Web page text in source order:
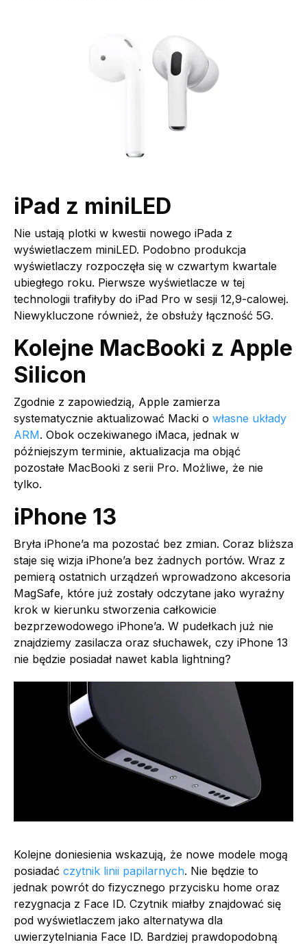
iPad z miniLED
Nie ustają plotki w kwestii nowego iPada z
wyświetlaczem miniLED. Podobno produkcja
wyświetlaczy rozpoczęła się w czwartym kwartale
ubiegłego roku. Pierwsze wyświetlacze w tej
technologii trafiłyby do iPad Pro w sesji 12,9-calowej.
Niewykluczone również, że obsłuży łączność 5G.
Kolejne MacBooki z Apple
Silicon
Zgodnie z zapowiedzią, Apple zamierza
systematycznie aktualizować Macki o własne układy
ARM. Obok oczekiwanego iMaca, jednak w
późniejszym terminie, aktualizacja ma objąć
pozostałe MacBooki z serii Pro. Możliwe, że nie
tylko.
iPhone 13
Bryła iPhone’a ma pozostać bez zmian. Coraz bliższa
staje się wizja iPhone’a bez żadnych portów. Wraz z
pemierą ostatnich urządzeń wprowadzono akcesoria
MagSafe, które już zostały odczytane jako wyraźny
krok w kierunku stworzenia całkowicie
bezprzewodowego iPhone’a. W pudełkach już nie
znajdziemy zasilacza oraz słuchawek, czy iPhone 13
nie będzie posiadał nawet kabla lightning?
Kolejne doniesienia wskazują, że nowe modele mogą
posiadać czytnik linii papilarnych. Nie będzie to
jednak powrót do fizycznego przycisku home oraz
rezygnacja z Face ID. Czytnik miałby znajdować się
pod wyświetlaczem jako alternatywa dla
uwierzytelniania Face ID. Bardziej prawdopodobną